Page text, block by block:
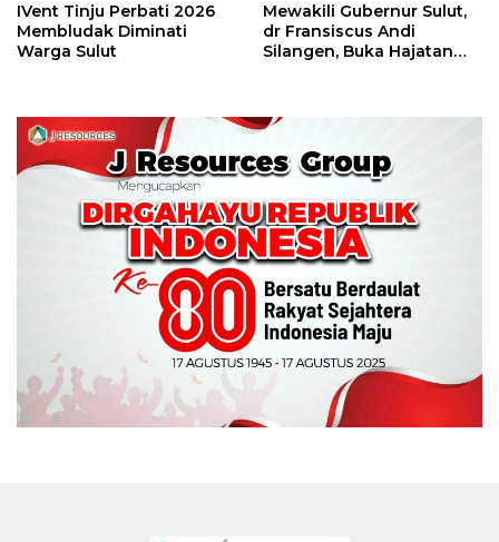
IVent Tinju Perbati 2026
Membludak Diminati
Warga Sulut
Mewakili Gubernur Sulut,
dr Fransiscus Andi
Silangen, Buka Hajatan